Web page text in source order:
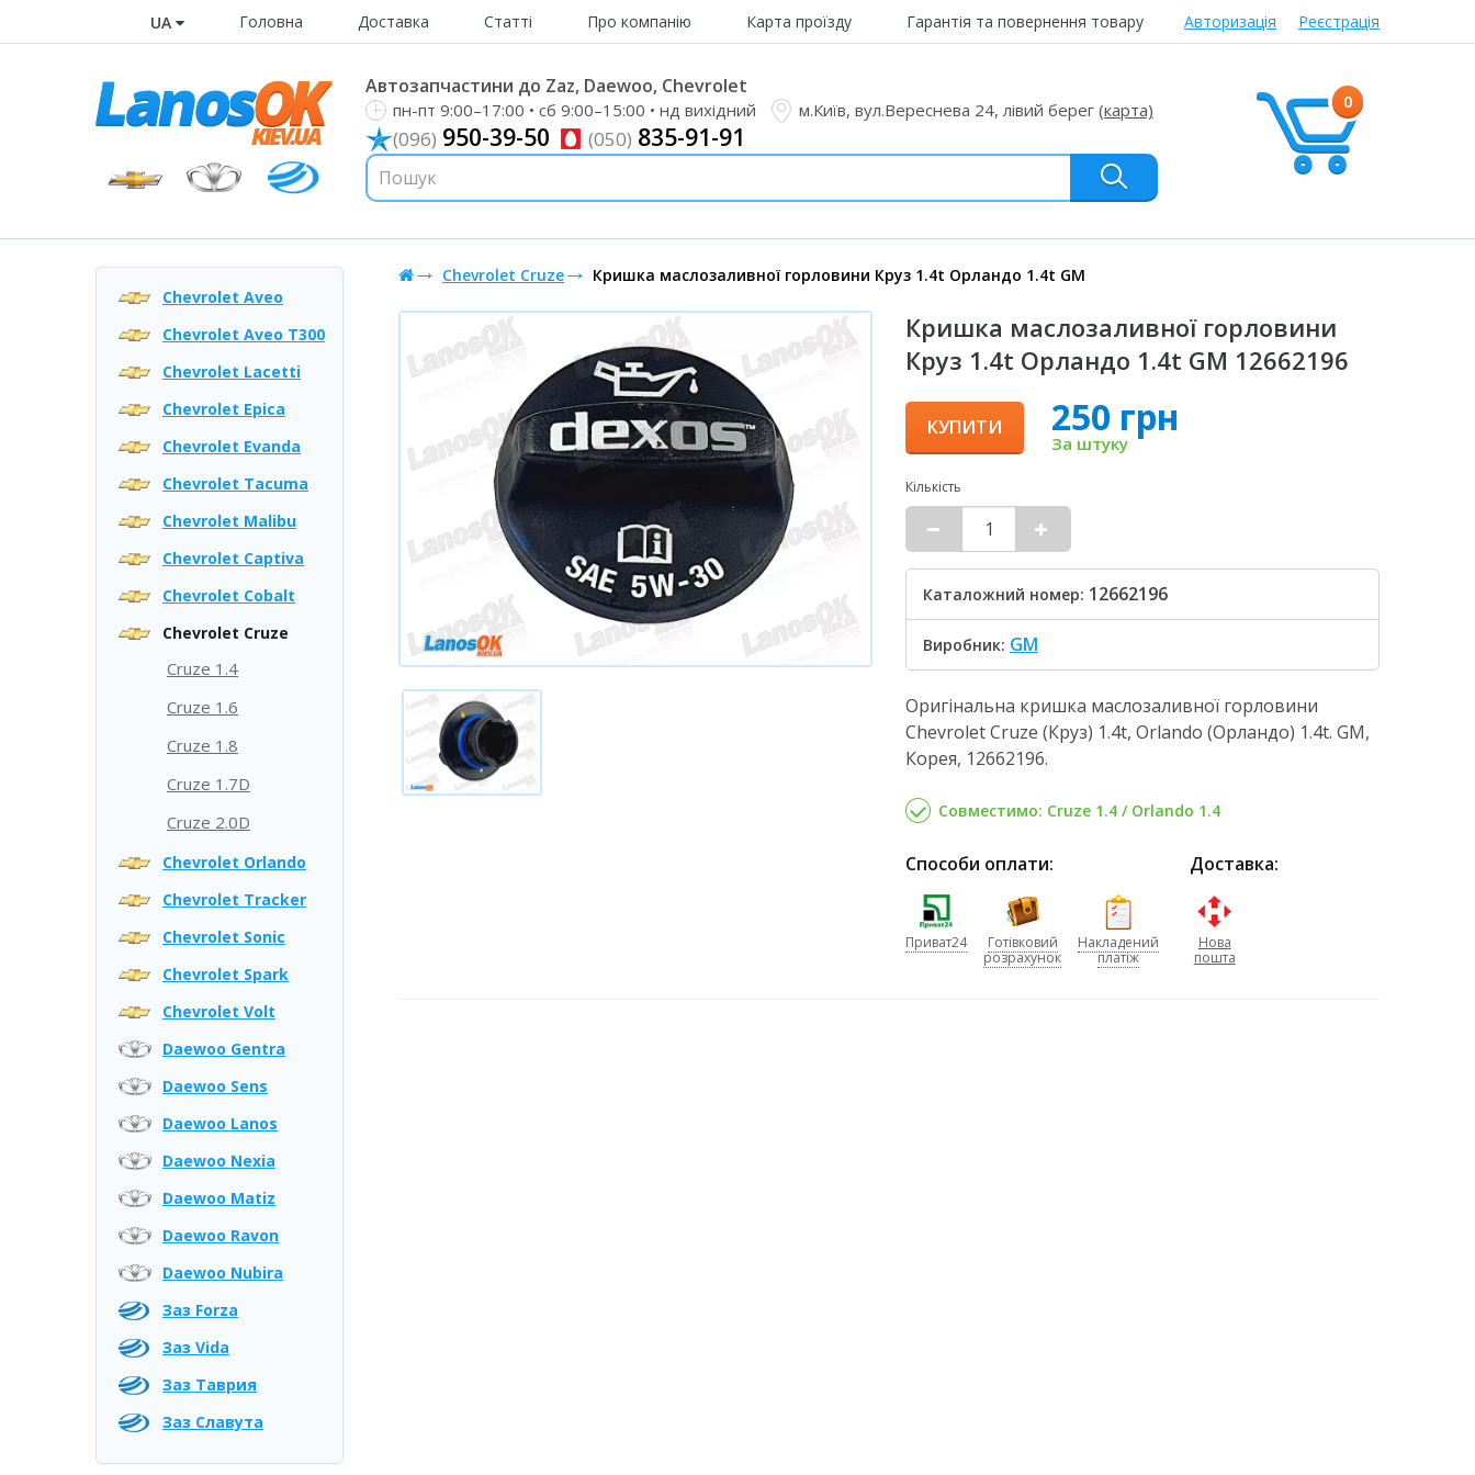
UA Головна Доставка Статті Про компанію Карта проїзду Гарантія та повернення товару Авторизація Реєстрація
0
Автозапчастини до Zaz, Daewoo, Chevrolet
пн-пт 9:00–17:00 • сб 9:00–15:00 • нд вихідний м.Київ, вул.Вереснева 24, лівий берег (карта)
(096) 950-39-50 (050) 835-91-91
Chevrolet Aveo
Chevrolet Aveo T300
Chevrolet Lacetti
Chevrolet Epica
Chevrolet Evanda
Chevrolet Tacuma
Chevrolet Malibu
Chevrolet Captiva
Chevrolet Cobalt
Chevrolet Cruze
Cruze 1.4
Cruze 1.6
Cruze 1.8
Cruze 1.7D
Cruze 2.0D
Chevrolet Orlando
Chevrolet Tracker
Chevrolet Sonic
Chevrolet Spark
Chevrolet Volt
Daewoo Gentra
Daewoo Sens
Daewoo Lanos
Daewoo Nexia
Daewoo Matiz
Daewoo Ravon
Daewoo Nubira
Заз Forza
Заз Vida
Заз Таврия
Заз Славута
Chevrolet Cruze Кришка маслозаливної горловини Круз 1.4t Орландо 1.4t GM
Кришка маслозаливної горловини
Круз 1.4t Орландо 1.4t GM 12662196
КУПИТИ 250 грн
За штуку
Кількість
Каталожний номер: 12662196
Виробник: GM
Оригінальна кришка маслозаливної горловини
Chevrolet Cruze (Круз) 1.4t, Orlando (Орландо) 1.4t. GM,
Корея, 12662196.
Совместимо: Cruze 1.4 / Orlando 1.4
Способи оплати:
Приват24
Готівковий
розрахунок
Накладений
платіж
Доставка:
Нова
пошта